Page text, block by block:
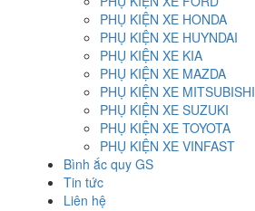
PHỤ KIỆN XE HONDA
PHỤ KIỆN XE HUYNDAI
PHỤ KIỆN XE KIA
PHỤ KIỆN XE MAZDA
PHỤ KIỆN XE MITSUBISHI
PHỤ KIỆN XE SUZUKI
PHỤ KIỆN XE TOYOTA
PHỤ KIỆN XE VINFAST
Bình ắc quy GS
Tin tức
Liên hệ